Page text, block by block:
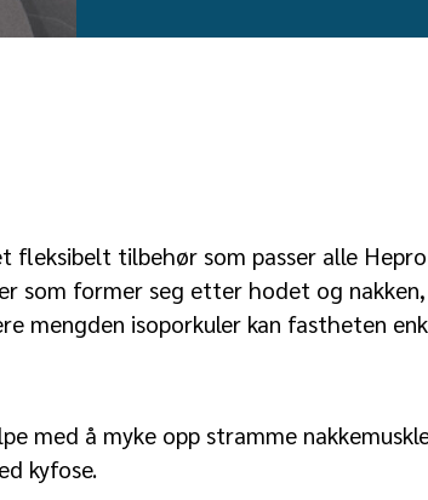
fleksibelt tilbehør som passer alle Hepro
som former seg etter hodet og
mengden isoporkuler kan fastheten
med å myke opp stramme
kyfose.